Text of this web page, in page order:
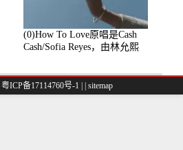
(0)How To Love原唱是Cash
Cash/Sofia Reyes，由林允熙
粤ICP备17114760号-1 sitemap